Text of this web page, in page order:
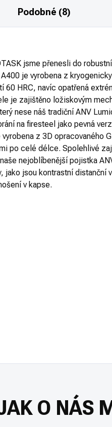
Podobné (8)
jsme přenesli do
je vyrobena z
60 HRC, navíc opatřená
je zajištěno ložiskovým
nese náš tradiční ANV
na firesteel jako pevná
z 3D opracovaného
po celé délce. Spolehlivé
nejoblíbenější pojistka
jako jsou kontrastní distanční
v kapse.